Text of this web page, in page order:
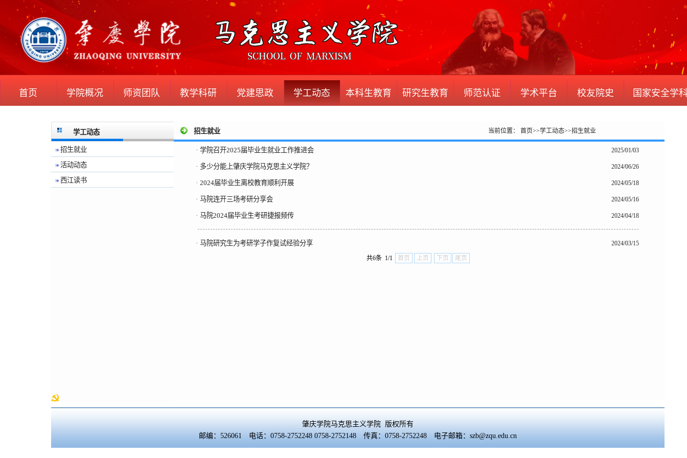
首页 学院概况 师资团队 教学科研 党建思政 学工动态 本科生教育 研究生教育 师范认证 学术平台 校友院史 国家安全学
学工动态
招生就业
活动动态
西江读书
招生就业 当前位置： 首页>>学工动态>>招生就业
· 学院召开2025届毕业生就业工作推进会 2025/01/03
· 多少分能上肇庆学院马克思主义学院？ 2024/06/26
· 2024届毕业生离校教育顺利开展 2024/05/18
· 马院连开三场考研分享会 2024/05/16
· 马院2024届毕业生考研捷报频传 2024/04/18
· 马院研究生为考研学子作复试经验分享 2024/03/15
共6条 1/1 首页 上页 下页 尾页
肇庆学院马克思主义学院 版权所有
邮编：526061 电话：0758-2752248 0758-2752148 传真：0758-2752248 电子邮箱：szb@zqu.edu.cn